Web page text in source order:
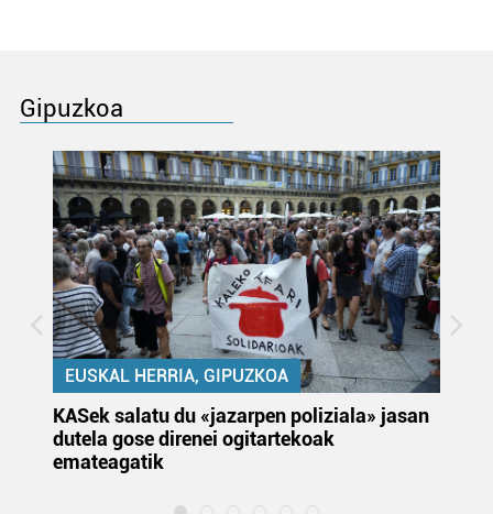
Gipuzkoa
EUSKAL HERRIA, GIPUZKOA
KASek salatu du «jazarpen poliziala» jasan
dutela gose direnei ogitartekoak
emateagatik